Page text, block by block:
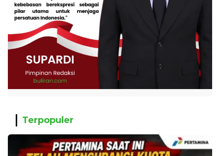
Terpopuler